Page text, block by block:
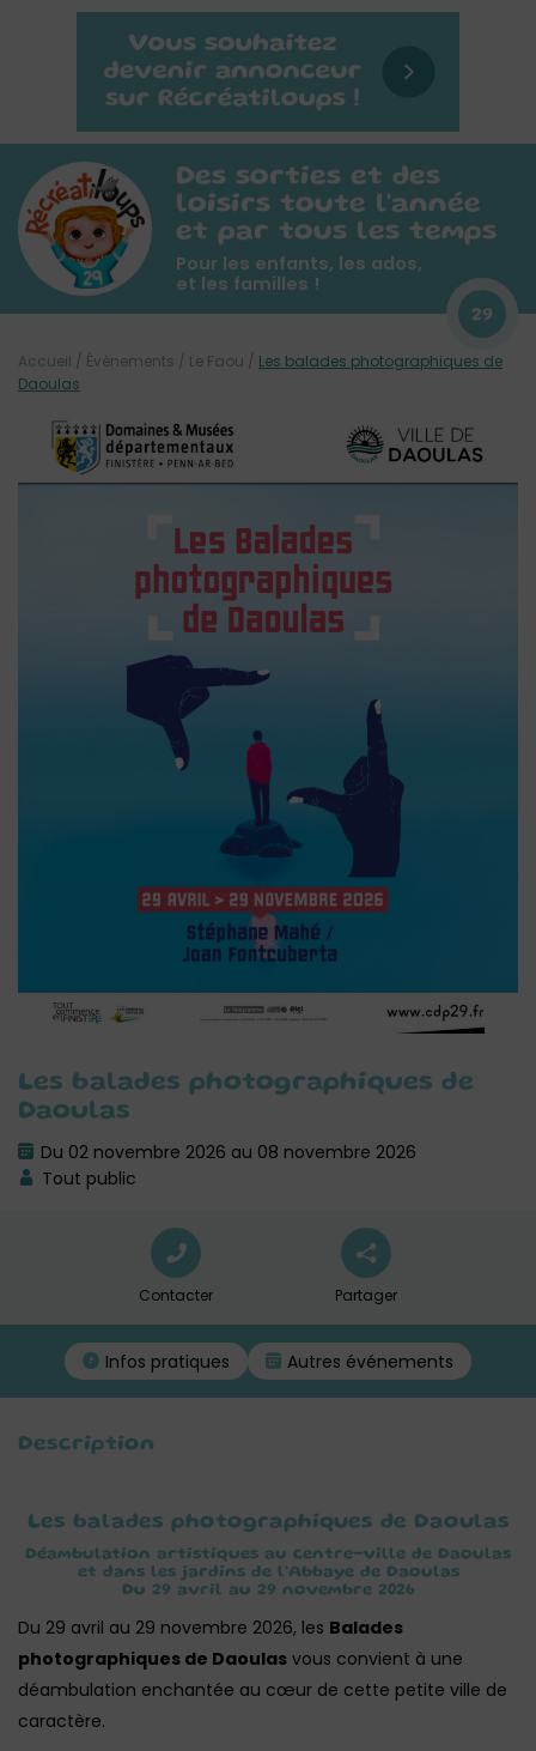
Des sorties et des
loisirs toute l'année
et par tous les temps
Pour les enfants, les ados,
et les familles !
29
Les balades photographiques de
Daoulas
Du 02 novembre 2026 au 08 novembre 2026
Tout public
Accueil / Évènements / Le Faou / Les balades photographiques de
Daoulas
Contacter Partager
Infos pratiques Autres événements
Description
Les balades photographiques de Daoulas
Déambulation artistiques au centre-ville de Daoulas
et dans les jardins de l’Abbaye de Daoulas
Du 29 avril au 29 novembre 2026
Du 29 avril au 29 novembre 2026, les Balades
photographiques de Daoulas vous convient à une
déambulation enchantée au cœur de cette petite ville de
caractère.